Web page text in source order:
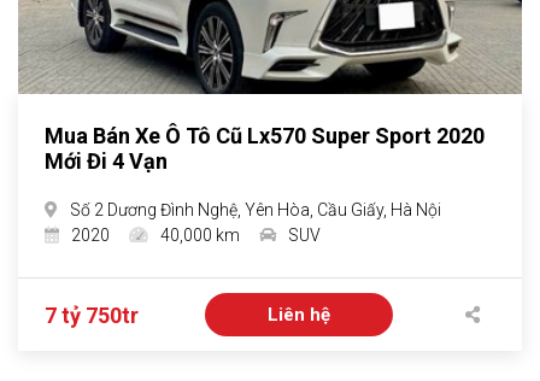
Mua Bán Xe Ô Tô Cũ Lx570 Super Sport 2020
Mới Đi 4 Vạn
Số 2 Dương Đình Nghệ, Yên Hòa, Cầu Giấy, Hà Nội
2020
40,000 km SUV
7 tỷ 750tr Liên hệ